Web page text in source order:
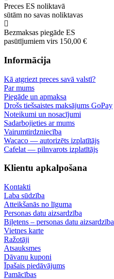
Preces ES noliktavā
sūtām no savas noliktavas
Bezmaksas piegāde ES
pasūtījumiem virs 150,00 €
Informācija
Kā atgriezt preces savā valstī?
Par mums
Piegāde un apmaksa
Drošs tiešsaistes maksājums GoPay
Noteikumi un nosacījumi
Sadarbojieties ar mums
Vairumtirdzniecība
Wacaco — autorizēts izplatītājs
Cafelat — pilnvarots izplatītājs
Klientu apkalpošana
Kontakti
Laba sūdzība
Atteikšanās no līguma
Personas datu aizsardzība
Biļetens – personas datu aizsardzība
Vietnes karte
Ražotāji
Atsauksmes
Dāvanu kuponi
Īpašais piedāvājums
Pamācības